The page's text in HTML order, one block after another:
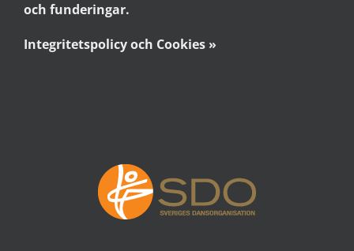
och funderingar.
Integritetspolicy och Cookies »